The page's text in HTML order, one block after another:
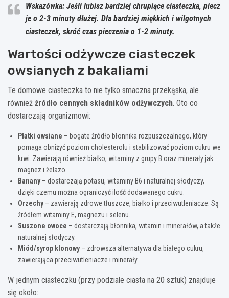
Wskazówka: Jeśli lubisz bardziej chrupiące ciasteczka, piecz
je o 2-3 minuty dłużej. Dla bardziej miękkich i wilgotnych
ciasteczek, skróć czas pieczenia o 1-2 minuty.
Wartości odżywcze ciasteczek
owsianych z bakaliami
Te domowe ciasteczka to nie tylko smaczna przekąska, ale
również źródło cennych składników odżywczych. Oto co
dostarczają organizmowi:
Płatki owsiane – bogate źródło błonnika rozpuszczalnego, który
pomaga obniżyć poziom cholesterolu i stabilizować poziom cukru we
krwi. Zawierają również białko, witaminy z grupy B oraz minerały jak
magnez i żelazo.
Banany– dostarczają potasu, witaminy B6 i naturalnej słodyczy,
dzięki czemu można ograniczyć ilość dodawanego cukru.
Orzechy– zawierają zdrowe tłuszcze, białko i przeciwutleniacze. Są
źródłem witaminy E, magnezu i selenu.
Suszone owoce – dostarczają błonnika, witamin i minerałów, a także
naturalnej słodyczy.
Miód/syrop klonowy– zdrowsza alternatywa dla białego cukru,
zawierająca przeciwutleniacze i minerały.
W jednym ciasteczku (przy podziale ciasta na 20 sztuk) znajduje
się około: